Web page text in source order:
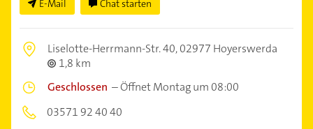
E-Mail Chat starten
Liselotte-Herrmann-Str. 40,02977 Hoyerswerda
1,8 km
Geschlossen –Öffnet Montag um 08:00
03571 92 40 40